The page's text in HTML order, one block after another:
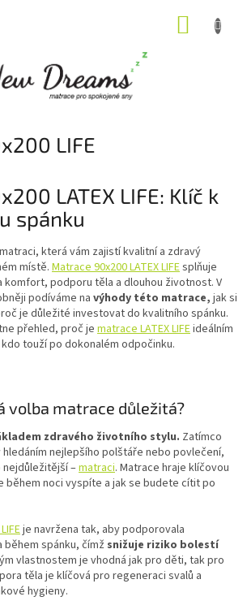
LIFE
LATEX LIFE: Klíč k
spánku
která vám zajistí kvalitní a zdravý
místě. Matrace 90x200 LATEX LIFEsplňuje
komfort, podporu těla a dlouhou životnost. V
podíváme na výhody této matrace, jak si
je důležité investovat do kvalitního spánku.
přehled, proč je matrace LATEX LIFEideálním
touží po dokonalém odpočinku.
volba matrace důležitá?
zdravého životního stylu. Zatímco
nejlepšího polštáře nebo povlečení,
nejdůležitější –matraci. Matrace hraje klíčovou
během noci vyspíte a jak se budete cítit po
je navržena tak, aby podporovala
spánku, čímž snižuje riziko bolestí
vlastnostem je vhodná jak pro děti, tak pro
těla je klíčová pro regeneraci svalů a
hygieny.